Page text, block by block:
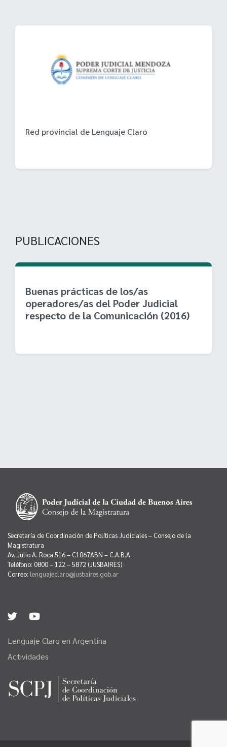
Red provincial de Lenguaje Claro
PUBLICACIONES
Buenas prácticas de los/as
operadores/as del Poder Judicial
respecto de la Comunicación (2016)
Secretaría de Coordinación de Políticas Judiciales – Consejo de la
Magistratura
Av. Julio A. Roca 516 – C1067ABN – C.A.B.A.
Teléfono: 0800 – 122 – 5872 (JUSBAIRES)
Correo: lenguajeclaro@jusbaires.gob.ar
Lenguaje Claro en Argentina
Actividades